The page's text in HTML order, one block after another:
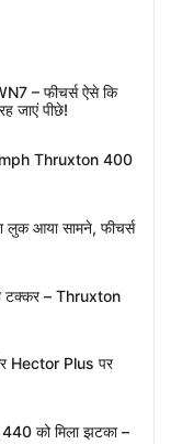
– फीचर्स ऐसे कि
जाएं पीछे!
Thruxton 400
आया सामने, फीचर्स
टक्कर – Thruxton
Hector Plus पर
को मिला झटका –